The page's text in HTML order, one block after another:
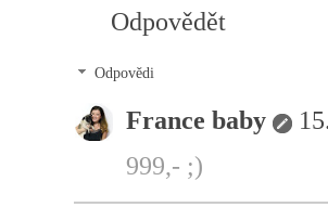
Odpovědět
Odpovědi
France baby
999,- ;)